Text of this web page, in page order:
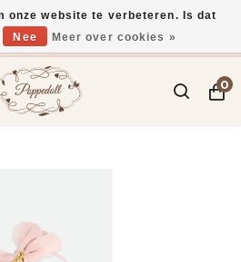
vandaag verzonden*
0
onze website te verbeteren. Is dat
Nee Meer over cookies »